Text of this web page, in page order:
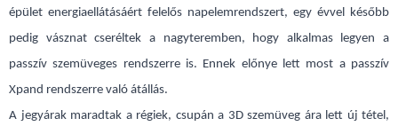
épület energiaellátásáért felelős napelemrendszert, egy évvel később
pedig vásznat cseréltek a nagyteremben, hogy alkalmas legyen a
passzív szemüveges rendszerre is. Ennek előnye lett most a passzív
Xpand rendszerre való átállás.
A jegyárak maradtak a régiek, csupán a 3D szemüveg ára lett új tétel,